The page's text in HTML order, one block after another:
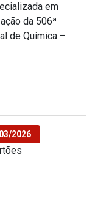
em
da 506ª
de Química –
2026